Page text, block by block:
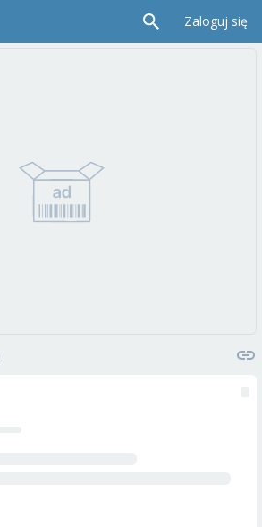
Zaloguj się